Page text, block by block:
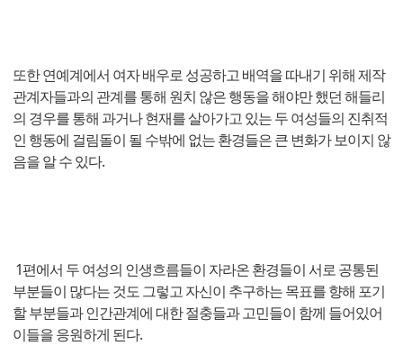
또한 연예계에서 여자 배우로 성공하고 배역을 따내기 위해 제작
관계자들과의 관계를 통해 원치 않은 행동을 해야만 했던 해들리
의 경우를 통해 과거나 현재를 살아가고 있는 두 여성들의 진취적
인 행동에 걸림돌이 될 수밖에 없는 환경들은 큰 변화가 보이지 않
음을 알 수 있다.
1편에서 두 여성의 인생흐름들이 자라온 환경들이 서로 공통된
부분들이 많다는 것도 그렇고 자신이 추구하는 목표를 향해 포기
할 부분들과 인간관계에 대한 절충들과 고민들이 함께 들어있어
이들을 응원하게 된다.